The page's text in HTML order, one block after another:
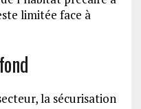
limitée face à
la sécurisation